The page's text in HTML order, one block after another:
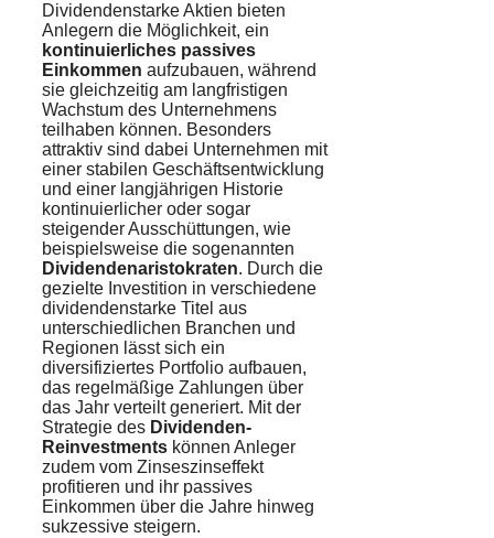
Dividendenstarke Aktien bieten
Anlegern die Möglichkeit, ein
kontinuierliches passives
Einkommen aufzubauen, während
sie gleichzeitig am langfristigen
Wachstum des Unternehmens
teilhaben können. Besonders
attraktiv sind dabei Unternehmen mit
einer stabilen Geschäftsentwicklung
und einer langjährigen Historie
kontinuierlicher oder sogar
steigender Ausschüttungen, wie
beispielsweise die sogenannten
Dividendenaristokraten. Durch die
gezielte Investition in verschiedene
dividendenstarke Titel aus
unterschiedlichen Branchen und
Regionen lässt sich ein
diversifiziertes Portfolio aufbauen,
das regelmäßige Zahlungen über
das Jahr verteilt generiert. Mit der
Strategie des Dividenden-
Reinvestments können Anleger
zudem vom Zinseszinseffekt
profitieren und ihr passives
Einkommen über die Jahre hinweg
sukzessive steigern.